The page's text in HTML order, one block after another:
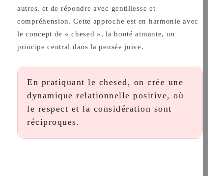
autres, et de répondre avec gentillesse et
compréhension. Cette approche est en harmonie avec
le concept de « chesed », la bonté aimante, un
principe central dans la pensée juive.
En pratiquant le chesed, on crée une
dynamique relationnelle positive, où
le respect et la considération sont
réciproques.